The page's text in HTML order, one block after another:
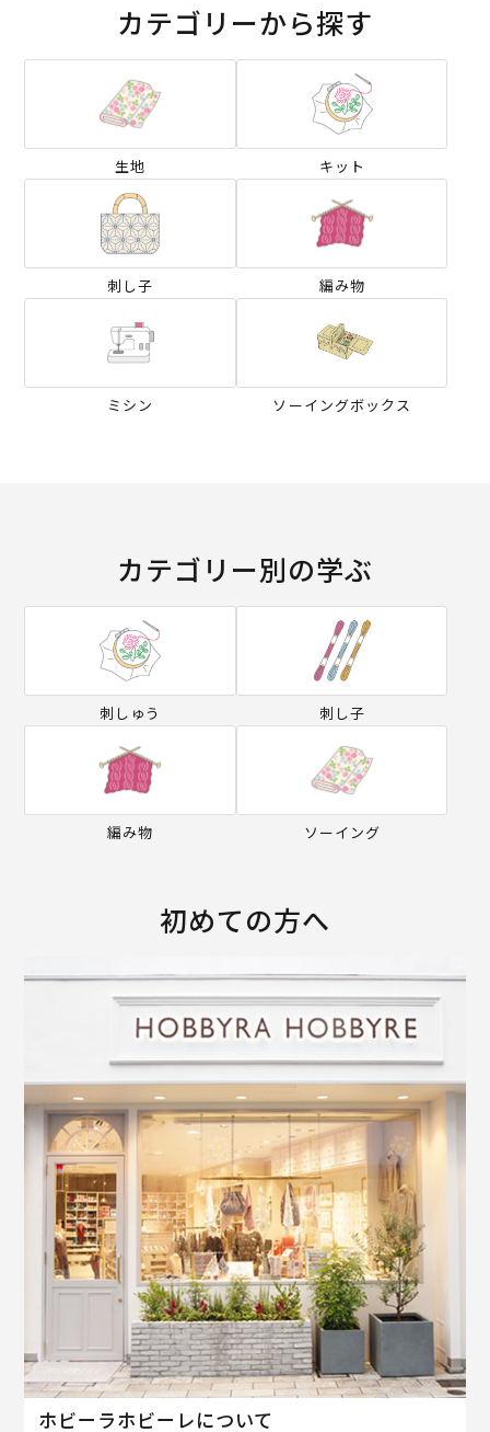
カテゴリーから探す
生地 キット
刺し子 編み物
ミシン ソーイングボックス
カテゴリー別の学ぶ
刺しゅう 刺し子
編み物 ソーイング
初めての方へ
ホビーラホビーレについて